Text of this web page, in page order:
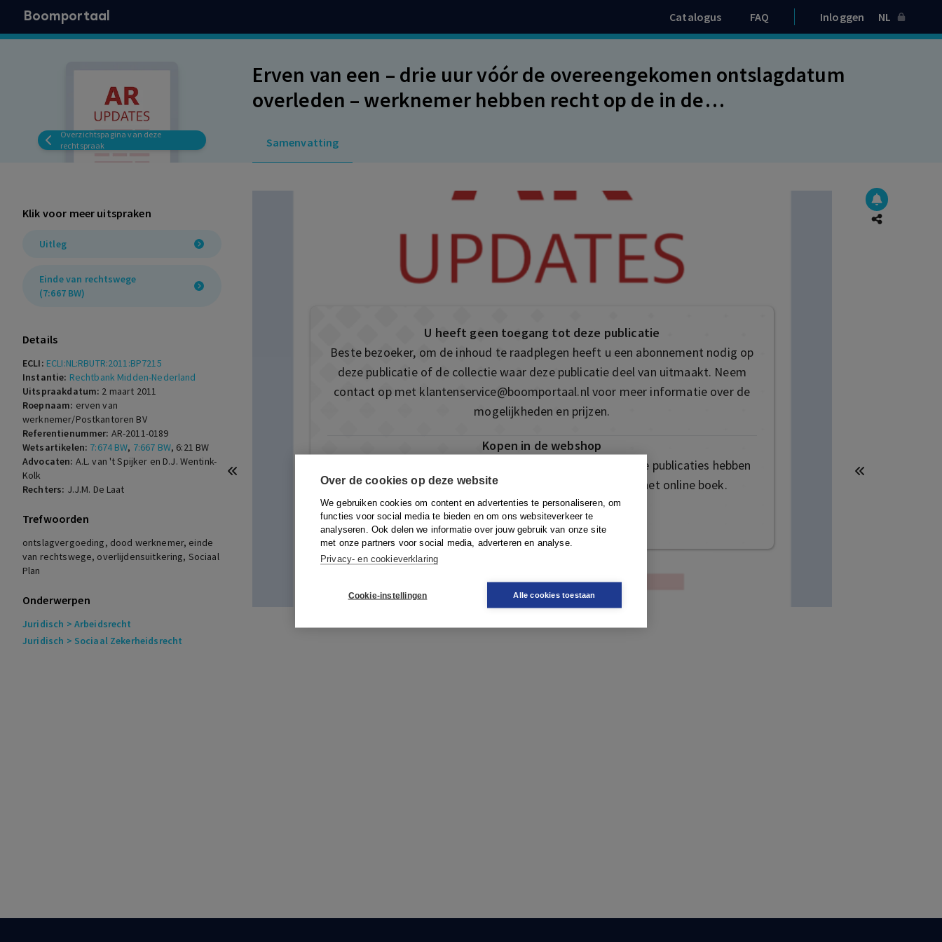
Over de cookies op deze website
We gebruiken cookies om content en advertenties te personaliseren, om
functies voor social media te bieden en om ons websiteverkeer te
analyseren. Ook delen we informatie over jouw gebruik van onze site
met onze partners voor social media, adverteren en analyse.
Privacy- en cookieverklaring
Cookie-instellingen Alle cookies toestaan
Boomportaal Catalogus FAQ Inloggen NL
Overzichtspagina van deze
rechtspraak
Erven van een – drie uur vóór de overeengekomen ontslagdatum
overleden – werknemer hebben recht op de in de
beëindigingsvergoeding. Geen sprake van voorwaardelijke verbintenis.
Samenvatting
Klik voor meer uitspraken
Uitleg
Einde van rechtswege
(7:667 BW)
Details
ECLI: ECLI:NL:RBUTR:2011:BP7215
Instantie: Rechtbank Midden-Nederland
Uitspraakdatum: 2 maart 2011
Roepnaam: erven van
werknemer/Postkantoren BV
Referentienummer: AR-2011-0189
Wetsartikelen: 7:674 BW, 7:667 BW, 6:21 BW
Advocaten: A.L. van 't Spijker en D.J. Wentink-
Kolk
Rechters: J.J.M. De Laat
Trefwoorden
ontslagvergoeding, dood werknemer, einde
van rechtswege, overlijdensuitkering, Sociaal
Plan
Onderwerpen
Juridisch > Arbeidsrecht
Juridisch > Sociaal Zekerheidsrecht
U heeft geen toegang tot deze publicatie
Beste bezoeker, om de inhoud te raadplegen heeft u een abonnement nodig op
deze publicatie of de collectie waar deze publicatie deel van uitmaakt. Neem
contact op met klantenservice@boomportaal.nlvoor meer informatie over de
mogelijkheden en prijzen.
Kopen in de webshop
Deze publicatie is ook te vinden in onze webshop. Sommige publicaties hebben
ook de mogelijkheid om direct toegang te kopen tot het online boek.
Naar de webshop